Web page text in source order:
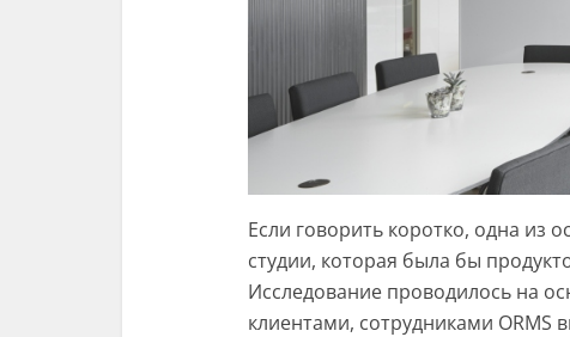
Если говорить коротко, одна из
студии, которая была бы
Исследование проводилось на
клиентами, сотрудниками